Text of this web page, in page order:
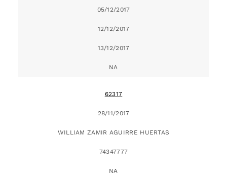
05/12/2017
12/12/2017
13/12/2017
NA
62317
28/11/2017
WILLIAM ZAMIR AGUIRRE HUERTAS
74347777
NA